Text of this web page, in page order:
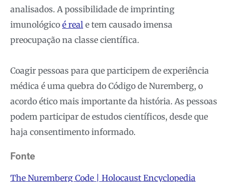
analisados. A possibilidade de imprinting
imunológico é real e tem causado imensa
preocupação na classe científica.
Coagir pessoas para que participem de experiência
médica é uma quebra do Código de Nuremberg, o
acordo ético mais importante da história. As pessoas
podem participar de estudos científicos, desde que
haja consentimento informado.
Fonte
The Nuremberg Code | Holocaust Encyclopedia